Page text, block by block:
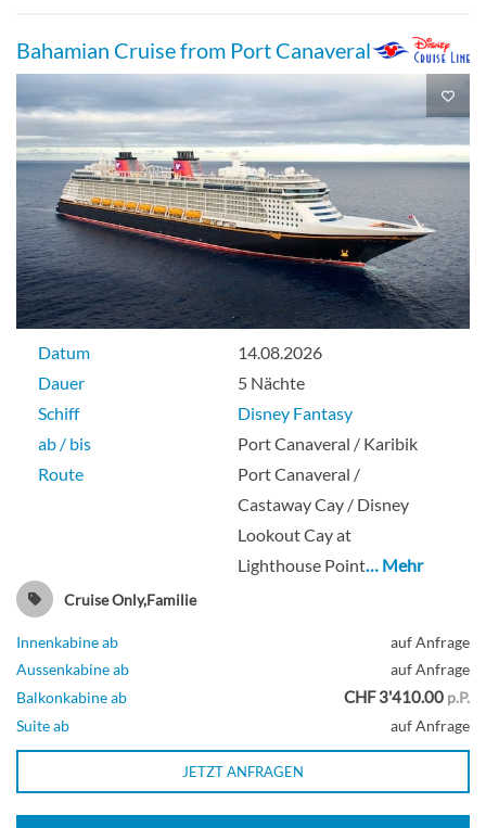
Bahamian Cruise from Port Canaveral
Datum
14.08.2026
Dauer
5 Nächte
Schiff
Disney Fantasy
ab / bis
Port Canaveral / Karibik
Route
Port Canaveral /
Castaway Cay / Disney
Lookout Cay at
Lighthouse Point… Mehr
Cruise Only,Familie
Innenkabine ab
auf Anfrage
Aussenkabine ab
auf Anfrage
Balkonkabine ab
CHF 3'410.00 p.P.
Suite ab
auf Anfrage
JETZT ANFRAGEN